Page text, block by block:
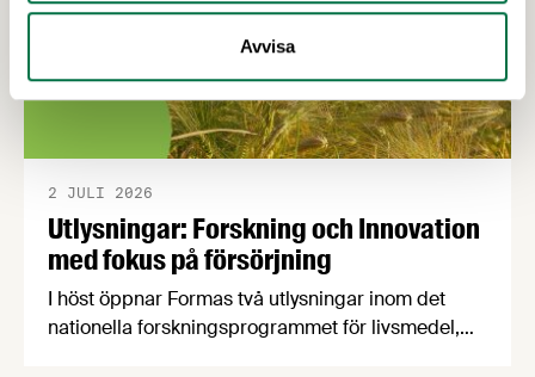
Avvisa
Utlysningar: Forskning och Innovation
med fokus på försörjning
2 JULI 2026
I höst öppnar Formas två utlysningar inom det
nationella forskningsprogrammet för livsmedel,